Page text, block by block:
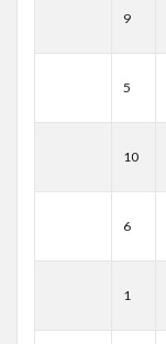
9
5
10
6
1